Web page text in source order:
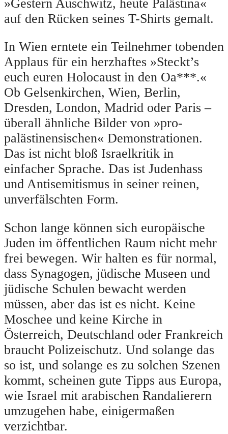
»Gestern Auschwitz, heute Palästina«
auf den Rücken seines T-Shirts gemalt.
In Wien erntete ein Teilnehmer tobenden
Applaus für ein herzhaftes »Steckt’s
euch euren Holocaust in den Oa***.«
Ob Gelsenkirchen, Wien, Berlin,
Dresden, London, Madrid oder Paris –
überall ähnliche Bilder von »pro-
palästinensischen« Demonstrationen.
Das ist nicht bloß Israelkritik in
einfacher Sprache. Das ist Judenhass
und Antisemitismus in seiner reinen,
unverfälschten Form.
Schon lange können sich europäische
Juden im öffentlichen Raum nicht mehr
frei bewegen. Wir halten es für normal,
dass Synagogen, jüdische Museen und
jüdische Schulen bewacht werden
müssen, aber das ist es nicht. Keine
Moschee und keine Kirche in
Österreich, Deutschland oder Frankreich
braucht Polizeischutz. Und solange das
so ist, und solange es zu solchen Szenen
kommt, scheinen gute Tipps aus Europa,
wie Israel mit arabischen Randalierern
umzugehen habe, einigermaßen
verzichtbar.